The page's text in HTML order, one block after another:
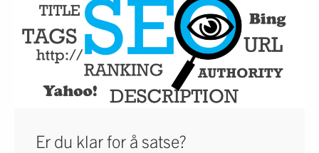
Er du klar for å satse?